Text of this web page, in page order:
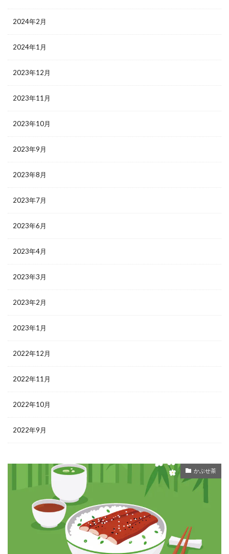
2024年2月
2024年1月
2023年12月
2023年11月
2023年10月
2023年9月
2023年8月
2023年7月
2023年6月
2023年4月
2023年3月
2023年2月
2023年1月
2022年12月
2022年11月
2022年10月
2022年9月
かぶせ茶